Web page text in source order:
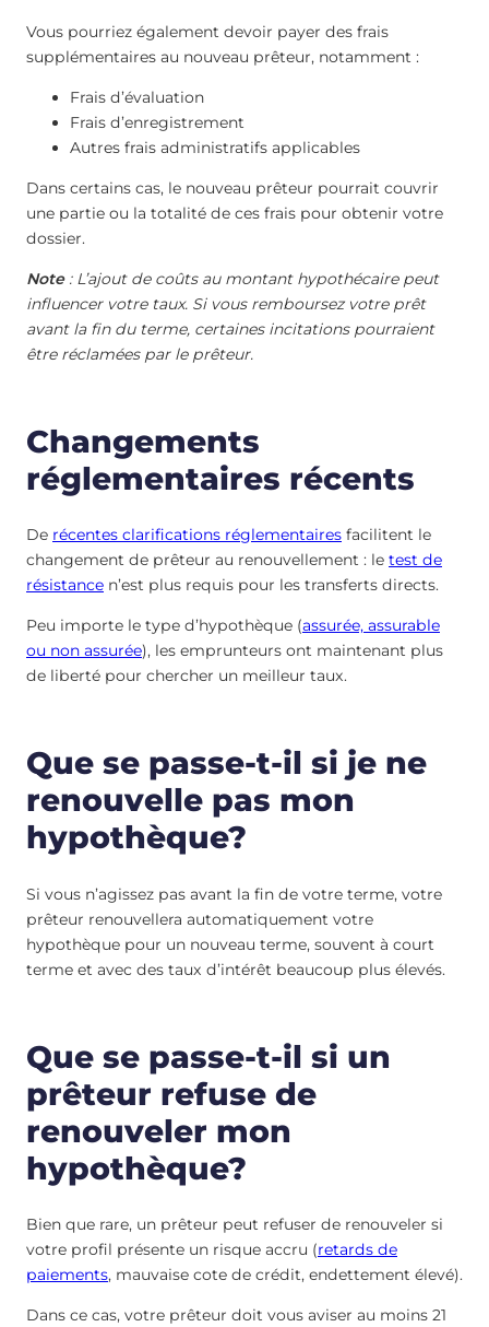
Vous pourriez également devoir payer des frais
supplémentaires au nouveau prêteur, notamment :
Frais d’évaluation
Frais d’enregistrement
Autres frais administratifs applicables
Dans certains cas, le nouveau prêteur pourrait couvrir
une partie ou la totalité de ces frais pour obtenir votre
dossier.
Note: L’ajout de coûts au montant hypothécaire peut
influencer votre taux. Si vous remboursez votre prêt
avant la fin du terme, certaines incitations pourraient
être réclamées par le prêteur.
Changements
réglementaires récents
De récentes clarifications réglementaires facilitent le
changement de prêteur au renouvellement : le test de
résistance n’est plus requis pour les transferts directs.
Peu importe le type d’hypothèque (assurée, assurable
ou non assurée), les emprunteurs ont maintenant plus
de liberté pour chercher un meilleur taux.
Que se passe-t-il si je ne
renouvelle pas mon
hypothèque?
Si vous n’agissez pas avant la fin de votre terme, votre
prêteur renouvellera automatiquement votre
hypothèque pour un nouveau terme, souvent à court
terme et avec des taux d’intérêt beaucoup plus élevés.
Que se passe-t-il si un
prêteur refuse de
renouveler mon
hypothèque?
Bien que rare, un prêteur peut refuser de renouveler si
votre profil présente un risque accru (retards de
paiements, mauvaise cote de crédit, endettement élevé).
Dans ce cas, votre prêteur doit vous aviser au moins 21